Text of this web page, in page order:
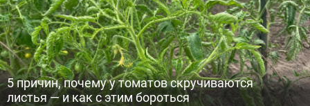
5 причин, почему у томатов скручиваются
листья — и как с этим бороться